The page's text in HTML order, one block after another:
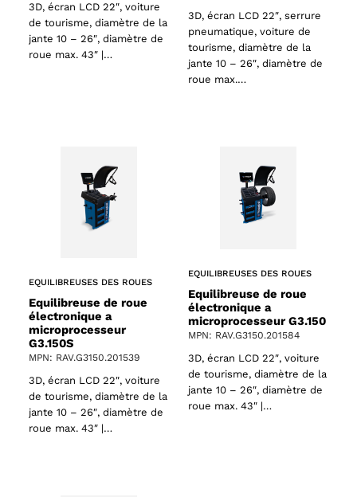
3D, écran LCD 22″, voiture
de tourisme, diamètre de la
jante 10 – 26″, diamètre de
roue max. 43″ |…
3D, écran LCD 22″, serrure
pneumatique, voiture de
tourisme, diamètre de la
jante 10 – 26″, diamètre de
roue max.…
EQUILIBREUSES DES ROUES
Equilibreuse de roue
électronique a
microprocesseur
G3.150S
MPN: RAV.G3150.201539
3D, écran LCD 22″, voiture
de tourisme, diamètre de la
jante 10 – 26″, diamètre de
roue max. 43″ |…
EQUILIBREUSES DES ROUES
Equilibreuse de roue
électronique a
microprocesseur G3.150
MPN: RAV.G3150.201584
3D, écran LCD 22″, voiture
de tourisme, diamètre de la
jante 10 – 26″, diamètre de
roue max. 43″ |…